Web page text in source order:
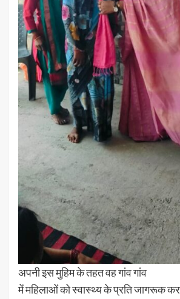
अपनी इस मुहिम के तहत वह गांव गांव
में महिलाओं को स्वास्थ्य के प्रति जागरूक